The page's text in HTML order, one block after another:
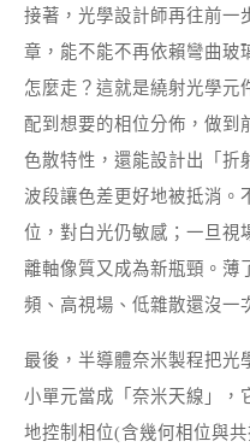
接著，光學設計師再往前一
章，能不能不再依賴彎曲玻
怎麼走？這就是繞射光學元
配到想要的相位分佈，做到
色散特性，還能設計出「折
波段讓色差更好地被抵消。
位，對白光仍敏感；一旦視
離軸像質又成為新瓶頸。薄
頻、高視場、低雜散還沒一
最後，半導體奈米製程把光
小單元當成「奈米天線」，
地控制相位(含幾何相位與